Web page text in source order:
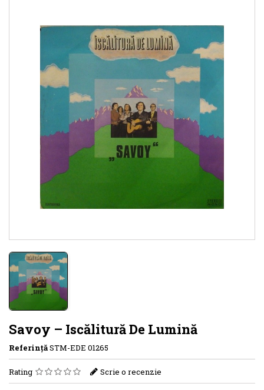
Savoy – Iscălitură De Lumină
ReferinţăSTM-EDE 01265
Rating Scrie o recenzie